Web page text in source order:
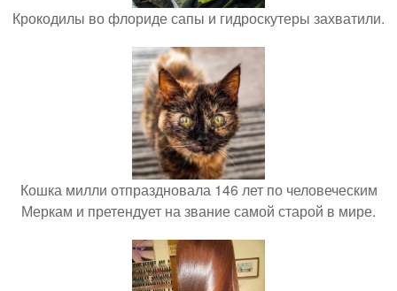
Крокодилы во флориде сапы и гидроскутеры захватили.
Кошка милли отпраздновала 146 лет по человеческим
Меркам и претендует на звание самой старой в мире.